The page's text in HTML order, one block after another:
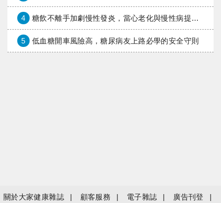
4 糖飲不離手加劇慢性發炎，當心老化與慢性病提早報到
5 低血糖開車風險高，糖尿病友上路必學的安全守則
關於大家健康雜誌 顧客服務 電子雜誌
廣告刊登